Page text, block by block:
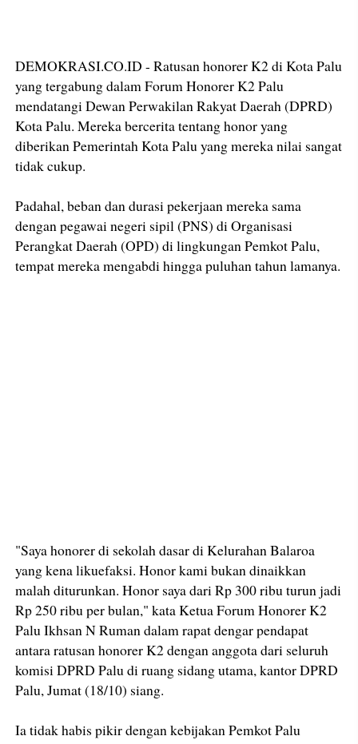
DEMOKRASI.CO.ID - Ratusan honorer K2 di Kota Palu
yang tergabung dalam Forum Honorer K2 Palu
mendatangi Dewan Perwakilan Rakyat Daerah (DPRD)
Kota Palu. Mereka bercerita tentang honor yang
diberikan Pemerintah Kota Palu yang mereka nilai sangat
tidak cukup.
Padahal, beban dan durasi pekerjaan mereka sama
dengan pegawai negeri sipil (PNS) di Organisasi
Perangkat Daerah (OPD) di lingkungan Pemkot Palu,
tempat mereka mengabdi hingga puluhan tahun lamanya.
"Saya honorer di sekolah dasar di Kelurahan Balaroa
yang kena likuefaksi. Honor kami bukan dinaikkan
malah diturunkan. Honor saya dari Rp 300 ribu turun jadi
Rp 250 ribu per bulan," kata Ketua Forum Honorer K2
Palu Ikhsan N Ruman dalam rapat dengar pendapat
antara ratusan honorer K2 dengan anggota dari seluruh
komisi DPRD Palu di ruang sidang utama, kantor DPRD
Palu, Jumat (18/10) siang.
Ia tidak habis pikir dengan kebijakan Pemkot Palu